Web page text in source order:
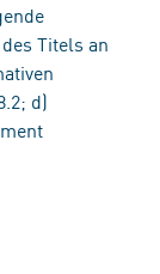
Titels an
d)